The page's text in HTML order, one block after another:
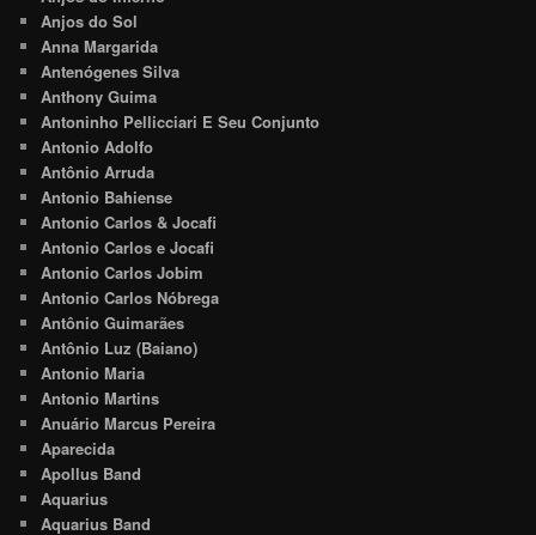
Anjos do Sol
Anna Margarida
Antenógenes Silva
Anthony Guima
Antoninho Pellicciari E Seu Conjunto
Antonio Adolfo
Antônio Arruda
Antonio Bahiense
Antonio Carlos & Jocafi
Antonio Carlos e Jocafi
Antonio Carlos Jobim
Antonio Carlos Nóbrega
Antônio Guimarães
Antônio Luz (Baiano)
Antonio Maria
Antonio Martins
Anuário Marcus Pereira
Aparecida
Apollus Band
Aquarius
Aquarius Band